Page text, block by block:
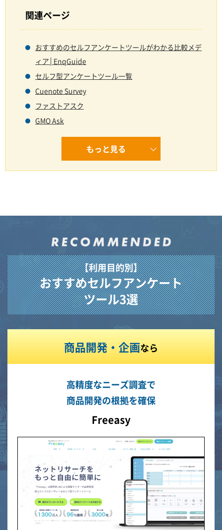
関連ページ
おすすめのセルフアンケートツールがわかる比較メデ
ィア│EnqGuide
セルフ型アンケートツール一覧
Cuenote Survey
ファストアスク
GMO Ask
もっと見る
【利用目的別】
おすすめセルフアンケート
ツール3選
商品開発・企画なら
高精度なニーズ調査で
商品開発の根拠を確保
Freeasy